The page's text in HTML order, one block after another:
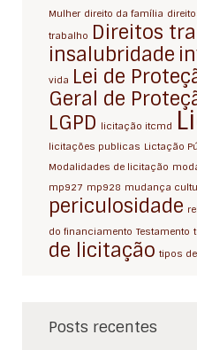
Mulher direito da família
trabalho Direitos
insalubridade
vida Lei de
Geral de
LGPD licitação itcmd
licitações publicas Lictação
Modalidades de licitação
mp927 mp928 mudança
periculosidade
do financiamento Testamento
de licitação tipos
Posts recentes